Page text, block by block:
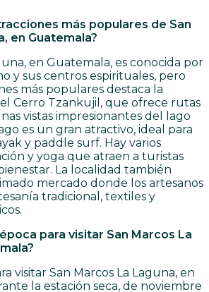
más populares de San
en Guatemala?
en Guatemala, es conocida por
y sus centros espirituales, pero
más populares destaca la
Cerro Tzankujil, que ofrece rutas
vistas impresionantes del lago
es un gran atractivo, ideal para
y paddle surf. Hay varios
y yoga que atraen a turistas
La localidad también
mercado donde los artesanos
tradicional, textiles y
para visitar San Marcos La
visitar San Marcos La Laguna, en
la estación seca, de noviembre